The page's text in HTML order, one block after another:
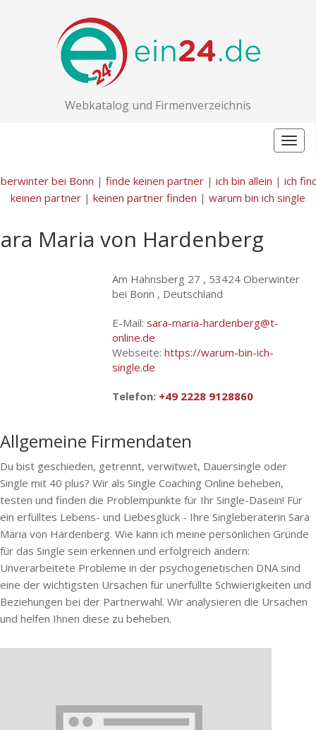
Webkatalog und Firmenverzeichnis
bei Bonn | finde keinen partner| ich bin allein | ich
keinen partner | keinen partner finden | warum bin ich single
Maria von Hardenberg
Am Hahnsberg 27 , 53424 Oberwinter
bei Bonn , Deutschland
E-Mail:sara-maria-hardenberg@t-
online.de
Webseite:https://warum-bin-ich-
single.de
Telefon: +49 2228 9128860
Allgemeine Firmendaten
Du bist geschieden, getrennt, verwitwet, Dauersingle oder
Single mit 40 plus? Wir als Single Coaching Online beheben,
testen und finden die Problempunkte für Ihr Single-Dasein! Für
ein erfülltes Lebens- und Liebesglück - Ihre Singleberaterin Sara
Maria von Hardenberg. Wie kann ich meine persönlichen Gründe
für das Single sein erkennen und erfolgreich ändern:
Unverarbeitete Probleme in der psychogenetischen DNA sind
eine der wichtigsten Ursachen für unerfüllte Schwierigkeiten und
Beziehungen bei der Partnerwahl. Wir analysieren die Ursachen
und helfen Ihnen diese zu beheben.